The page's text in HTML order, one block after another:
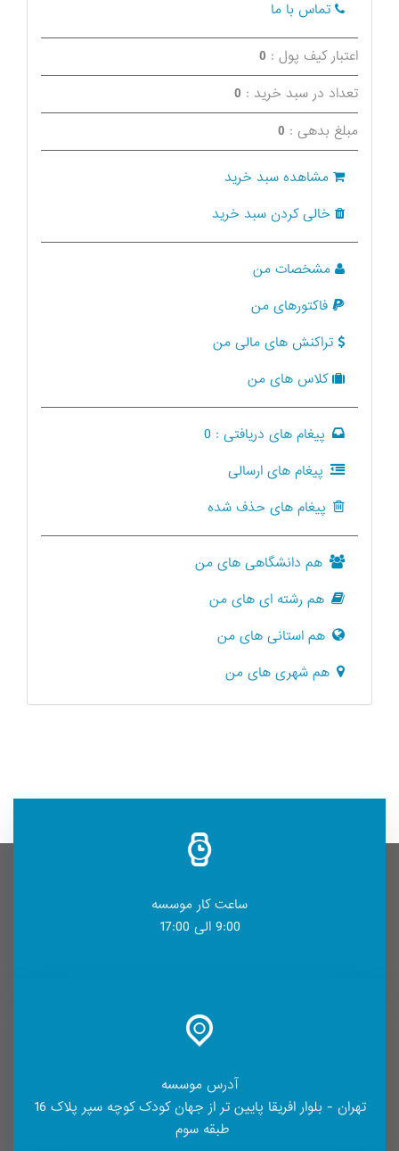
تماس با ما
اعتبار کیف پول : 0
تعداد در سبد خرید : 0
مبلغ بدهی : 0
مشاهده سبد خرید
خالی کردن سبد خرید
مشخصات من
فاکتورهای من
تراکنش های مالی من
کلاس های من
پیغام های دریافتی : 0
پیغام های ارسالی
پیغام های حذف شده
هم دانشگاهی های من
هم رشته ای های من
هم استانی های من
هم شهری های من
ساعت کار موسسه
9:00 الی 17:00
آدرس موسسه
تهران - بلوار افریقا پایین تر از جهان کودک کوچه سپر پلاک 16
طبقه سوم